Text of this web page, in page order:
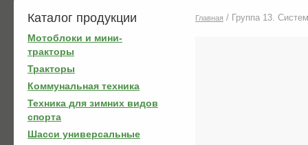
Каталог продукции
Мотоблоки и мини-
тракторы
Тракторы
Коммунальная техника
Техника для зимних видов
спорта
Шасси универсальные
Главная / Группа 13.